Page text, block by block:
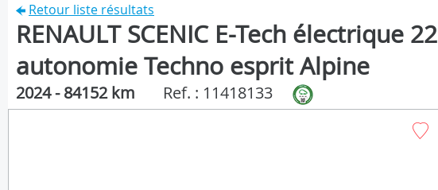
Retour liste résultats
RENAULT SCENIC E-Tech électrique
autonomie Techno esprit Alpine
2024 - 84152 km Ref. : 11418133